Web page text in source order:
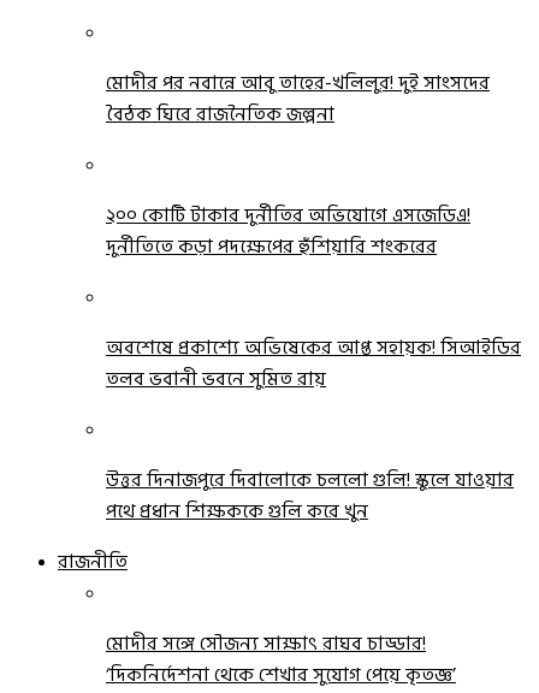
মোদীর পর নবান্নে আবু তাহের-খলিলুর! দুই সাংসদের
বৈঠক ঘিরে রাজনৈতিক জল্পনা
২০০ কোটি টাকার দুর্নীতির অভিযোগে এসজেডিএ!
দুর্নীতিতে কড়া পদক্ষেপের হুঁশিয়ারি শংকরের
অবশেষে প্রকাশ্যে অভিষেকের আপ্ত সহায়ক! সিআইডির
তলব ভবানী ভবনে সুমিত রায়
উত্তর দিনাজপুরে দিবালোকে চললো গুলি! স্কুলে যাওয়ার
পথে প্রধান শিক্ষককে গুলি করে খুন
রাজনীতি
মোদীর সঙ্গে সৌজন্য সাক্ষাৎ রাঘব চাড্ডার!
‘দিকনির্দেশনা থেকে শেখার সুযোগ পেয়ে কৃতজ্ঞ’